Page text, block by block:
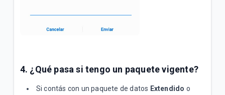
4. ¿Qué pasa si tengo un paquete vigente?
Si contás con un paquete de datos Extendido o